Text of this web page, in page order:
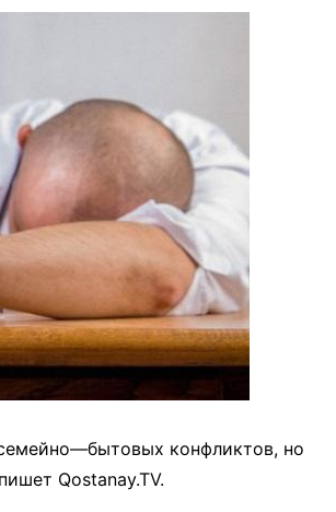
конфликтов, но
Qostanay.TV.